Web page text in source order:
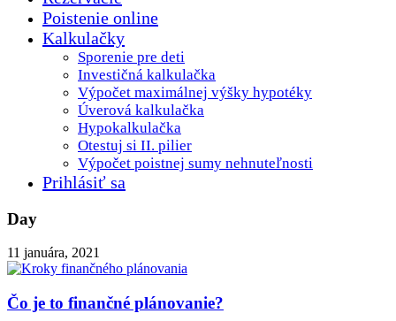
Poistenie online
Kalkulačky
Sporenie pre deti
Investičná kalkulačka
Výpočet maximálnej výšky hypotéky
Úverová kalkulačka
Hypokalkulačka
Otestuj si II. pilier
Výpočet poistnej sumy nehnuteľnosti
Prihlásiť sa
Day
11 januára, 2021
Čo je to finančné plánovanie?